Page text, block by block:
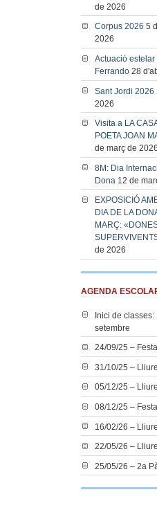
de 2026
Corpus 2026 5
2026
Actuació estelar
Ferrando 28
Sant Jordi 2026
2026
Visita a LA
POETA JOAN
de març de 2026
8M: Dia
Dona 12 de
EXPOSICIÓ
DIA DE LA
MARÇ:
de 2026
AGENDA
Inici de classes:
setembre
24/09/25 –
31/10/25 –
05/12/25 –
08/12/25 – Festa
16/02/26 –
22/05/26 –
25/05/26 – 2a